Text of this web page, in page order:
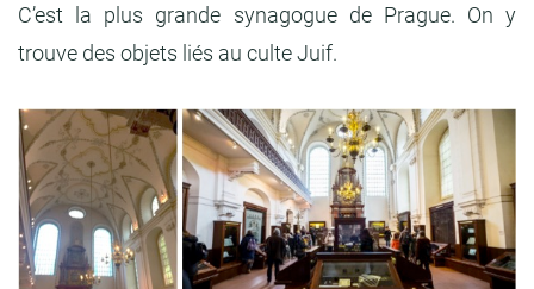
C’est la plus grande synagogue de Prague. On y
trouve des objets liés au culte Juif.